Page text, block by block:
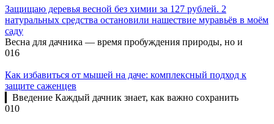
Защищаю деревья весной без химии за 127 рублей. 2
натуральных средства остановили нашествие муравьёв в моём
саду
Весна для дачника — время пробуждения природы, но и
016
Как избавиться от мышей на даче: комплексный подход к
защите саженцев
▎Введение Каждый дачник знает, как важно сохранить
010